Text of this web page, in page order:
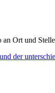
Ort und